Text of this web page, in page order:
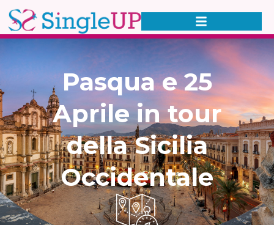
Pasqua e 25
Aprile in tour
della Sicilia
Occidentale